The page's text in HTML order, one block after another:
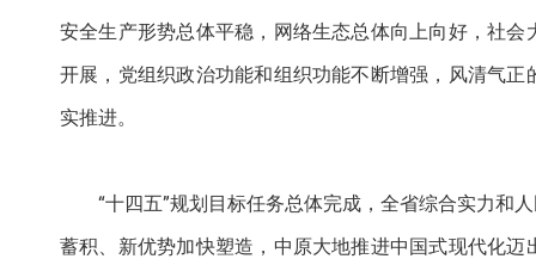
安全生产形势总体平稳，网络生态总体向上向好，社
开展，党组织政治功能和组织功能不断增强，风清气
实推进。
“十四五”规划目标任务总体完成，全省综合实力和
蓄积、新优势加快塑造，中原大地推进中国式现代化